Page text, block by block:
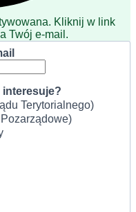
Kliknij w link
Twój e-mail.
Terytorialnego)